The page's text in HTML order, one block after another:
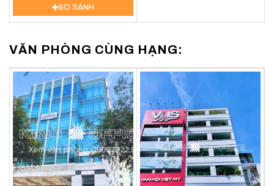
SO SÁNH
VĂN PHÒNG CÙNG HẠNG: